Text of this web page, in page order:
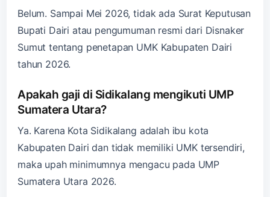
Belum. Sampai Mei 2026, tidak ada Surat Keputusan
Bupati Dairi atau pengumuman resmi dari Disnaker
Sumut tentang penetapan UMK Kabupaten Dairi
tahun 2026.
Apakah gaji di Sidikalang mengikuti UMP
Sumatera Utara?
Ya. Karena Kota Sidikalang adalah ibu kota
Kabupaten Dairi dan tidak memiliki UMK tersendiri,
maka upah minimumnya mengacu pada UMP
Sumatera Utara 2026.